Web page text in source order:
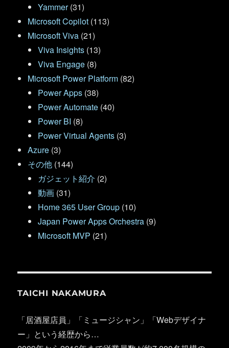
Yammer(31)
Microsoft Copilot (113)
Microsoft Viva (21)
Viva Insights (13)
Viva Engage (8)
Microsoft Power Platform (82)
Power Apps (38)
Power Automate (40)
Power BI (8)
Power Virtual Agents (3)
Azure (3)
その他 (144)
ガジェット紹介 (2)
動画 (31)
Home 365 User Group (10)
Japan Power Apps Orchestra (9)
Microsoft MVP (21)
TAICHI NAKAMURA
「居酒屋店員」「ミュージシャン」「Webデザイナ
ー」という経歴から…